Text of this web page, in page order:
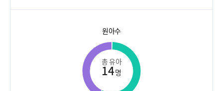
원아수
총 유아
14명